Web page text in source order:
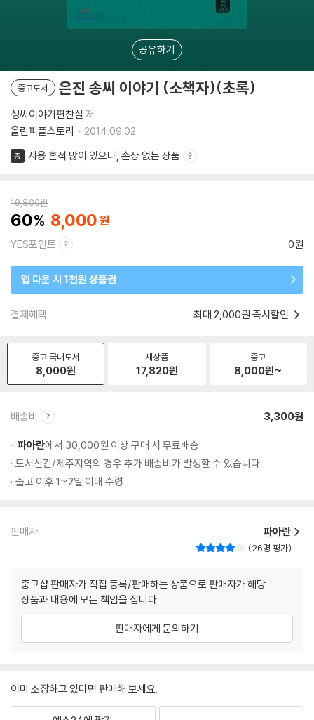
공유하기
중고도서 은진 송씨 이야기 (소책자)(초록)
성씨이야기편찬실 저
올린피플스토리
2014.09.02.
중 사용 흔적 많이 있으나, 손상 없는 상품
19,800원
60 8,000
YES포인트 0원
앱 다운 시 1천원 상품권
결제혜택 최대 2,000원 즉시할인
중고 국내도서
8,000원
새상품
17,820원
중고
8,000원~
배송비 3,300원
파아란에서 30,000원 이상 구매 시 무료배송
도서산간/제주지역의 경우 추가 배송비가 발생할 수 있습니다.
출고 이후 1~2일 이내 수령
판매자 파아란
26명 평가
중고샵 판매자가 직접 등록/판매하는 상품으로 판매자가 해당
상품과 내용에 모든 책임을 집니다.
판매자에게 문의하기
이미 소장하고 있다면 판매해 보세요.